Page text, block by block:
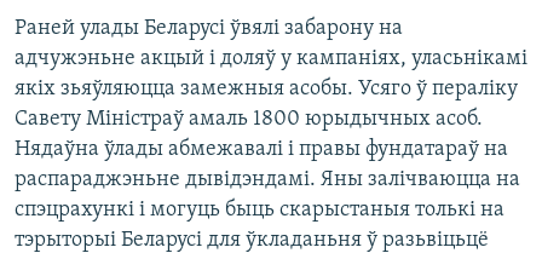
Раней улады Беларусі ўвялі забарону на
адчужэньне акцый і доляў у кампаніях, уласьнікамі
якіх зьяўляюцца замежныя асобы. Усяго ў пераліку
Савету Міністраў амаль 1800 юрыдычных асоб.
Нядаўна ўлады абмежавалі і правы фундатараў на
распараджэньне дывідэндамі. Яны залічваюцца на
спэцрахункі і могуць быць скарыстаныя толькі на
тэрыторыі Беларусі для ўкладаньня ў разьвіцьцё